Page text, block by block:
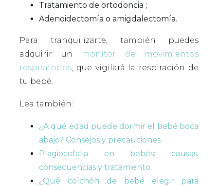
Tratamiento de ortodoncia ;
Adenoidectomía o amigdalectomía.
Para tranquilizarte, también puedes
adquirir un
monitor de movimientos
respiratorios, que vigilará la respiración de
tu bebé.
Lea también:
¿A qué edad puede dormir el bebé boca
abajo? Consejos y precauciones
Plagiocefalia en bebés: causas,
consecuencias y tratamiento
¿Qué colchón de bebé elegir para